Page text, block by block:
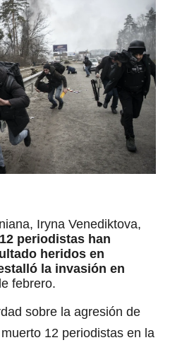
Iryna Venediktova,
periodistas han
heridos en
la invasión en
febrero.
sobre la agresión de
12 periodistas en la